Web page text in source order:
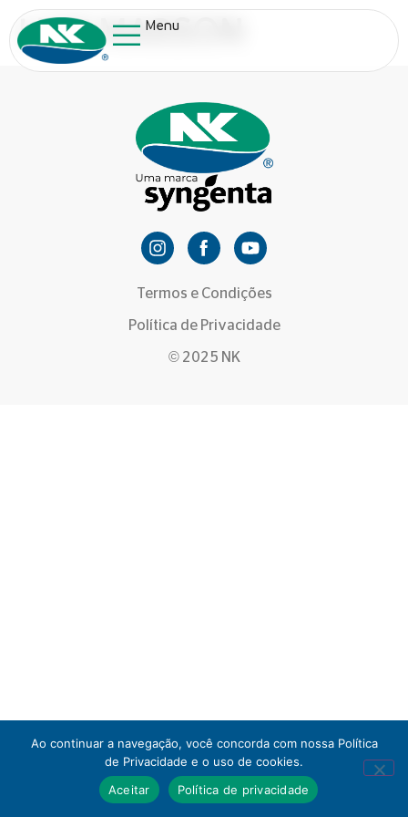
Menu
LUIZ MARSON
Termos e Condições
Política de Privacidade
© 2025 NK
Ao continuar a navegação, você concorda com nossa Política
de Privacidade e o uso de cookies.
Aceitar
Política de privacidade